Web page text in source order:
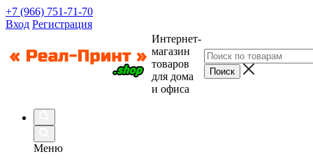
+7 (966) 751-71-70
Вход Регистрация
Интернет-
магазин
товаров
для дома
и офиса
Меню